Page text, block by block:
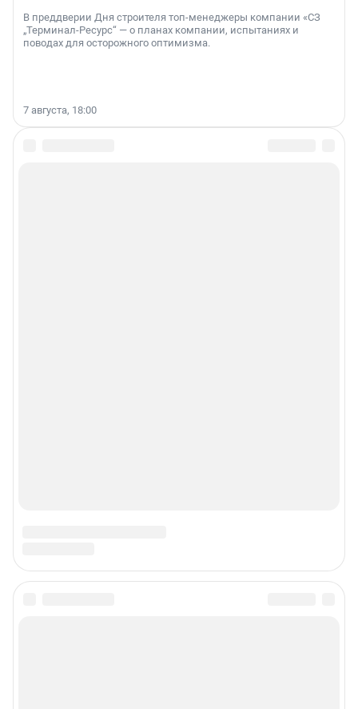
В преддверии Дня строителя топ-менеджеры компании «СЗ
„Терминал-Ресурс“ — о планах компании, испытаниях и
поводах для осторожного оптимизма.
7 августа, 18:00